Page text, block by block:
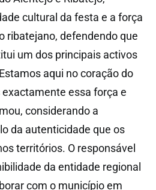
cultural da festa e a força
ribatejano, defendendo que
um dos principais activos
aqui no coração do
essa força e
considerando a
da autenticidade que os
territórios. O responsável
da entidade regional
com o município em